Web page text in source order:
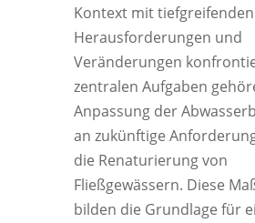
Kontext mit tiefgreifenden
Herausforderungen und
Veränderungen
zentralen Aufgaben
Anpassung der
an zukünftige
die Renaturierung von
Fließgewässern. Diese
bilden die Grundlage für